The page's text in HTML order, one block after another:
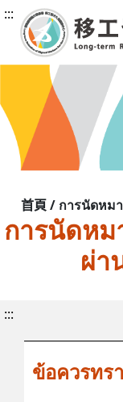
:::
首頁 / การนัดหม
การนัดหม
ผ่า
:::
ข้อควรทร